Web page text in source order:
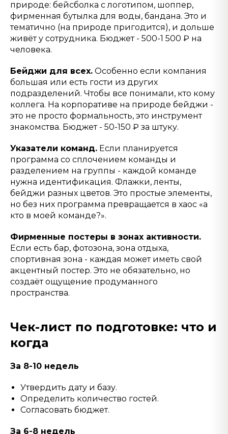
природе: бейсболка с логотипом, шоппер,
фирменная бутылка для воды, бандана. Это и
тематично (на природе пригодится), и дольше
живёт у сотрудника. Бюджет - 500-1 500 ₽ на
человека.
Бейджи для всех. Особенно если компания
большая или есть гости из других
подразделений. Чтобы все понимали, кто кому
коллега. На корпоративе на природе бейджи -
это не просто формальность, это инструмент
знакомства. Бюджет - 50-150 ₽ за штуку.
Указатели команд. Если планируется
программа со сплочением команды и
разделением на группы - каждой команде
нужна идентификация. Флажки, ленты,
бейджи разных цветов. Это простые элементы,
но без них программа превращается в хаос «а
кто в моей команде?».
Фирменные постеры в зонах активности.
Если есть бар, фотозона, зона отдыха,
спортивная зона - каждая может иметь свой
акцентный постер. Это не обязательно, но
создаёт ощущение продуманного
пространства.
Чек-лист по подготовке: что и
когда
За 8-10 недель
Утвердить дату и базу.
Определить количество гостей.
Согласовать бюджет.
За 6-8 недель